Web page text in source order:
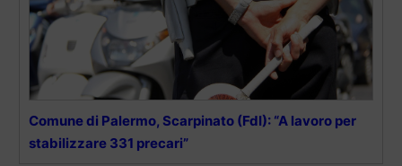
Comune di Palermo, Scarpinato (FdI): “A lavoro per
stabilizzare 331 precari”